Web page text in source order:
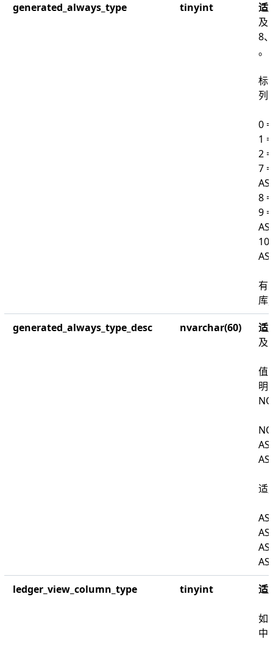
generated_always_type tinyint
适
及
8
。
标
列
0
1
2
7 =
8
9 =
10
有
库
generated_always_type_desc nvarchar(60)
适
及
值
明
适
ledger_view_column_type tinyint 适
如
中